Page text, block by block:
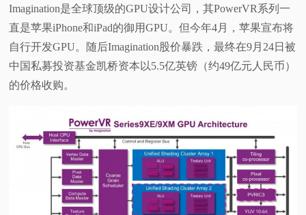
页
快
讯
测
Imagination是全球顶级的GPU设计公司，其PowerVR系列一
直是苹果iPhone和iPad的御用GPU。但今年4月，苹果宣布将
自行开发GPU。随后Imagination股价暴跌，最终在9月24日被
中国私募投资基金凯桥资本以5.5亿英镑（约49亿元人民币）
的价格收购。